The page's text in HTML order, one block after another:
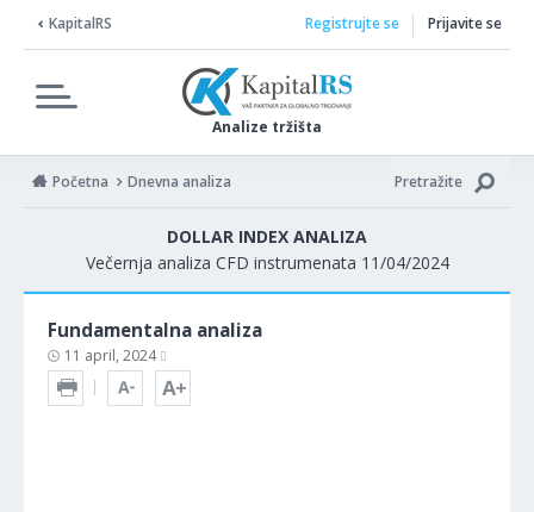
KapitalRS
Analize tržišta
Registrujte se Prijavite se
Početna Dnevna analiza Pretražite
DOLLAR INDEX ANALIZA
Večernja analiza CFD instrumenata 11/04/2024
Fundamentalna analiza
11 april, 2024